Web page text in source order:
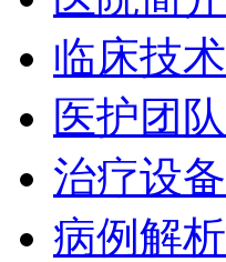
临床技术
医护团队
治疗设备
病例解析